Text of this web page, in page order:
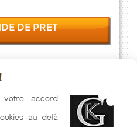
DE PRET
toutes les semaines. Taux
bancaires. Meilleur Taux
indicatif fonction des
votre accord
au delà